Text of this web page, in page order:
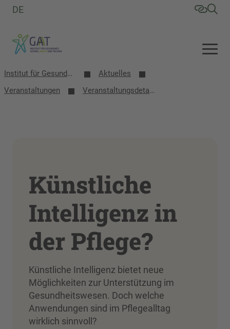
DE
Institut für Gesundheit, Altern, Arbeit und Technik (GAT)
Aktuelles
Veranstaltungen
Veranstaltungsdetails
Künstliche
Intelligenz in
der Pflege?
Künstliche Intelligenz bietet neue
Möglichkeiten zur Unterstützung im
Gesundheitswesen. Doch welche
Anwendungen sind im Pflegealltag
wirklich sinnvoll?